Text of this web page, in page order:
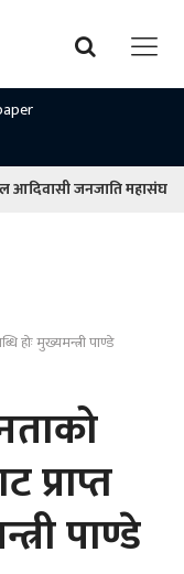
आदिवासी जनजाति महासंघ
होः मुख्यमन्त्री पाण्डे
पाण्डे